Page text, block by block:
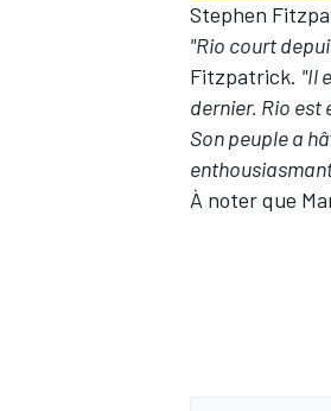
Stephen
"Rio court
Fitzpatrick. "Il
dernier. Rio est
Son peuple a
À noter que